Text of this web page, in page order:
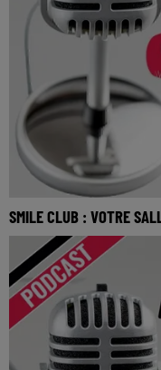
SMILE CLUB : VOTRE
Smile Club : Votre salle